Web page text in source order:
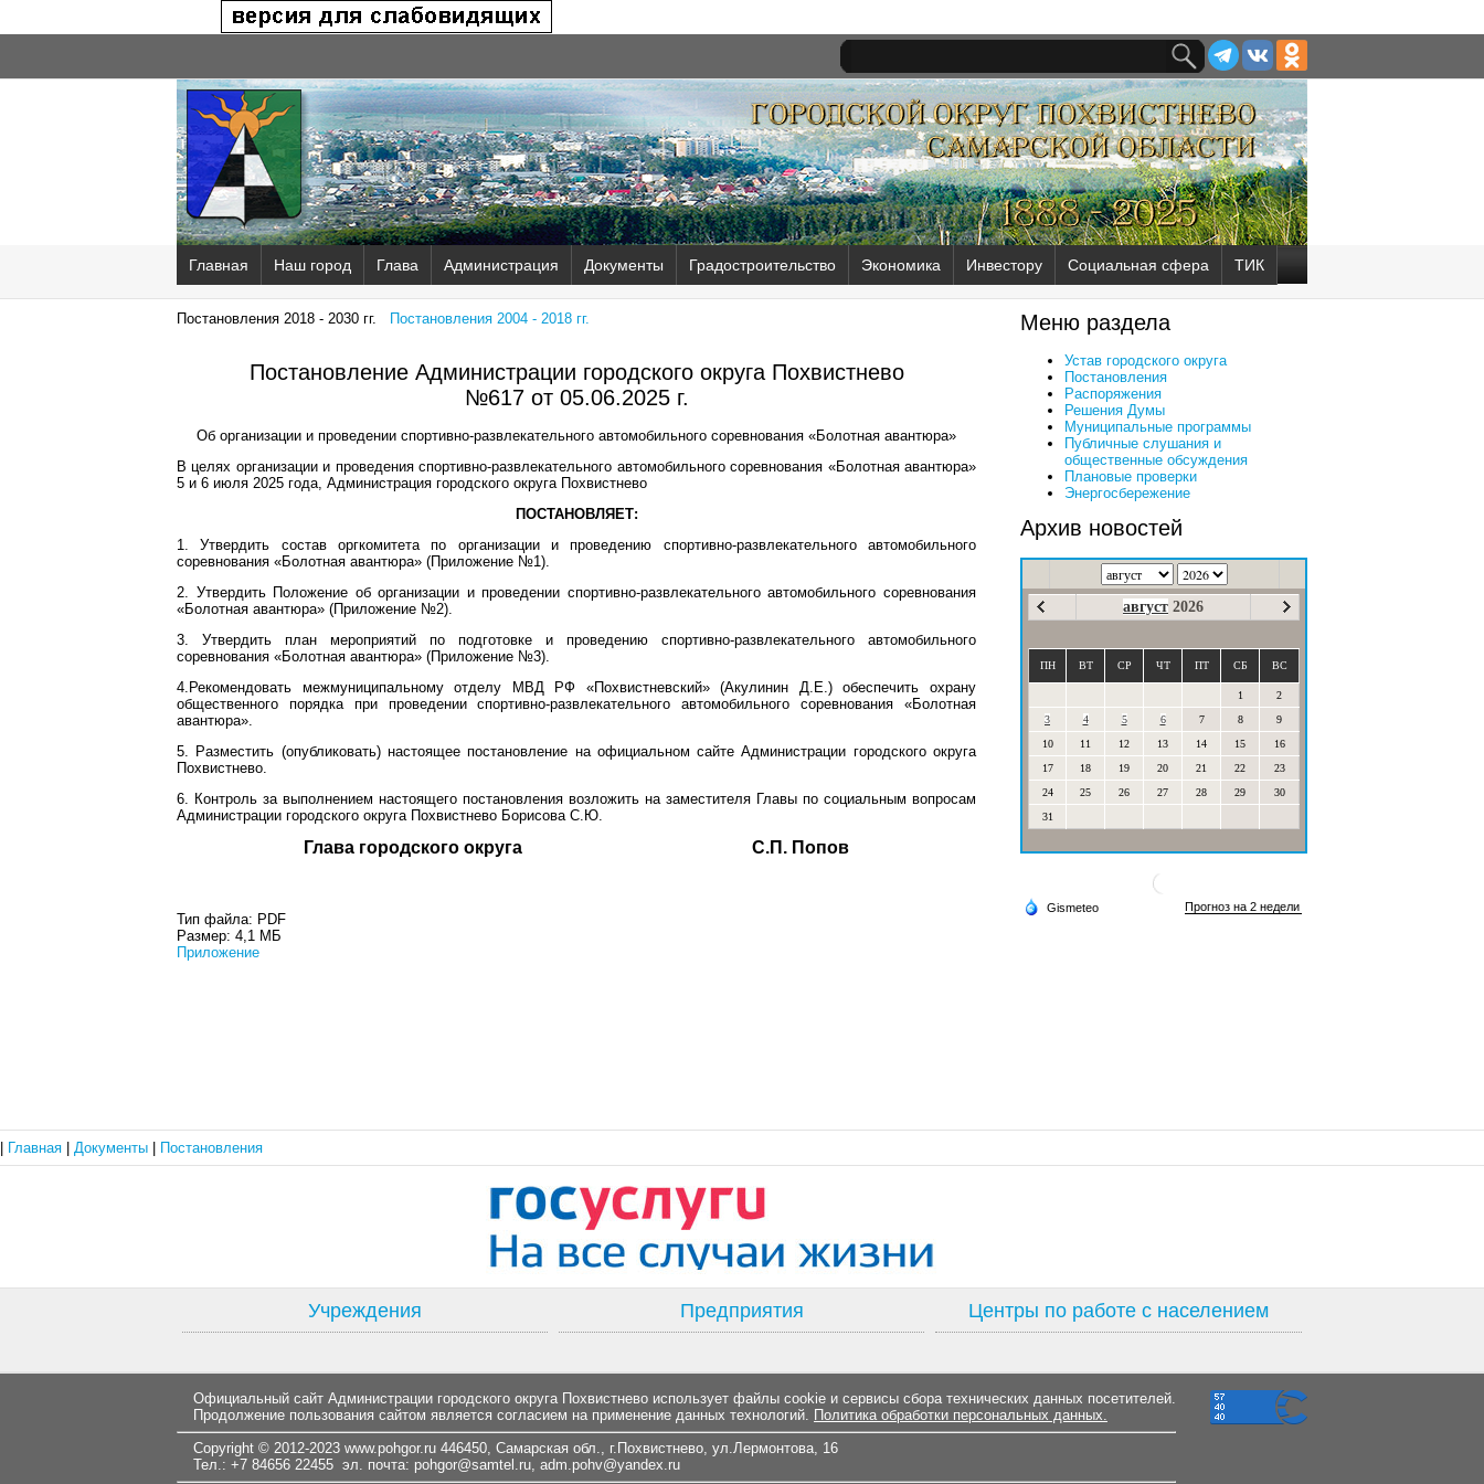
Главная Наш город Глава Администрация Документы Градостроительство Экономика Инвестору Социальная сфера ТИК
Постановления 2018 - 2030 гг. Постановления 2004 - 2018 гг.
Постановление Администрации городского округа Похвистнево
№617 от 05.06.2025 г.
Об организации и проведении спортивно-развлекательного автомобильного соревнования «Болотная авантюра»
В целях организации и проведения спортивно-развлекательного автомобильного соревнования «Болотная авантюра»
5 и 6 июля 2025 года, Администрация городского округа Похвистнево
ПОСТАНОВЛЯЕТ:
1. Утвердить состав оргкомитета по организации и проведению спортивно-развлекательного автомобильного
соревнования «Болотная авантюра» (Приложение №1).
2. Утвердить Положение об организации и проведении спортивно-развлекательного автомобильного соревнования
«Болотная авантюра» (Приложение №2).
3. Утвердить план мероприятий по подготовке и проведению спортивно-развлекательного автомобильного
соревнования «Болотная авантюра» (Приложение №3).
4.Рекомендовать межмуниципальному отделу МВД РФ «Похвистневский» (Акулинин Д.Е.) обеспечить охрану
общественного порядка при проведении спортивно-развлекательного автомобильного соревнования «Болотная
авантюра».
5. Разместить (опубликовать) настоящее постановление на официальном сайте Администрации городского округа
Похвистнево.
6. Контроль за выполнением настоящего постановления возложить на заместителя Главы по социальным вопросам
Администрации городского округа Похвистнево Борисова С.Ю.
Глава городского округа С.П. Попов
Тип файла: PDF
Размер: 4,1 МБ
Приложение
Меню раздела
Устав городского округа
Постановления
Распоряжения
Решения Думы
Муниципальные программы
Публичные слушания и
общественные обсуждения
Плановые проверки
Энергосбережение
Архив новостей
август 2026
ПН ВТ СР ЧТ ПТ СБ ВС
1
2
3
4 5 6 7 8
9
10
11 12 13 14 15
16
17
18 19 20 21 22
23
24
25 26 27 28 29
30
31
Главная Документы Постановления
Учреждения Предприятия Центры по работе с населением
Официальный сайт Администрации городского округа Похвистнево использует файлы cookie и сервисы сбора технических данных посетителей.
Продолжение пользования сайтом является согласием на применение данных технологий. Политика обработки персональных данных.
Copyright © 2012-2023 www.pohgor.ru 446450, Самарская обл., г.Похвистнево, ул.Лермонтова, 16
Тел.: +7 84656 22455 эл. почта: pohgor@samtel.ru, adm.pohv@yandex.ru